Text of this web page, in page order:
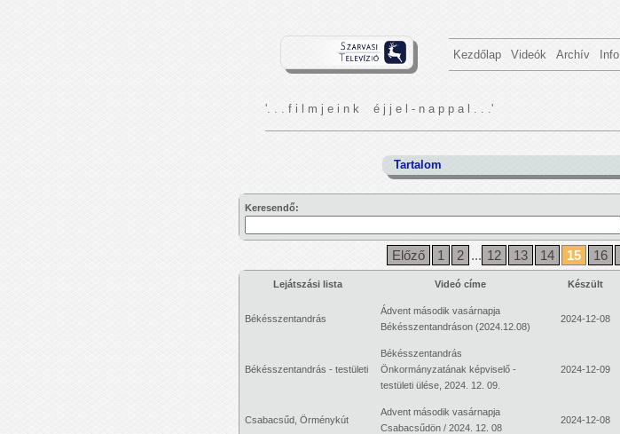
Kezdőlap Videók Archív Info
'. . . f i l m j e i n k é j j e l - n a p p a l . . .'
Tartalom
Keresendő:
Előző 1 2 ... 12 13 14 15 16
Lejátszási lista Videó címe Készült
Békésszentandrás
Ádvent második vasárnapja
Békésszentandráson (2024.12.08)
2024-12-08
Békésszentandrás - testületi
Békésszentandrás
Önkormányzatának képviselő -
testületi ülése, 2024. 12. 09.
2024-12-09
Csabacsűd, Örménykút
Advent második vasárnapja
Csabacsűdön / 2024. 12. 08
2024-12-08